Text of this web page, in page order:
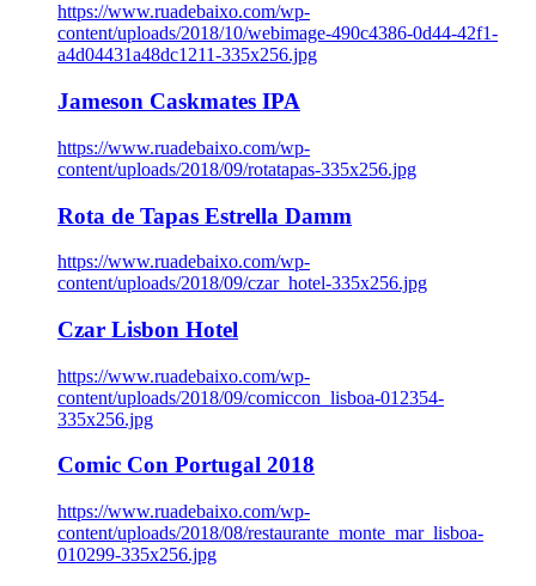
https://www.ruadebaixo.com/wp-
content/uploads/2018/10/webimage-490c4386-0d44-42f1-
a4d04431a48dc1211-335x256.jpg
Jameson Caskmates IPA
https://www.ruadebaixo.com/wp-
content/uploads/2018/09/rotatapas-335x256.jpg
Rota de Tapas Estrella Damm
https://www.ruadebaixo.com/wp-
content/uploads/2018/09/czar_hotel-335x256.jpg
Czar Lisbon Hotel
https://www.ruadebaixo.com/wp-
content/uploads/2018/09/comiccon_lisboa-012354-
335x256.jpg
Comic Con Portugal 2018
https://www.ruadebaixo.com/wp-
content/uploads/2018/08/restaurante_monte_mar_lisboa-
010299-335x256.jpg